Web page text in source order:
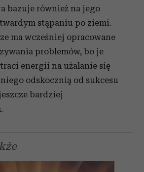
bazuje również na jego
stąpaniu po ziemi.
ma wcześniej opracowane
problemów, bo je
energii na użalanie się –
odskocznią od sukcesu
bardziej